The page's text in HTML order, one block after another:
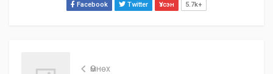
Facebook Twitter Үзсэн 5.7k+
Өмнөх